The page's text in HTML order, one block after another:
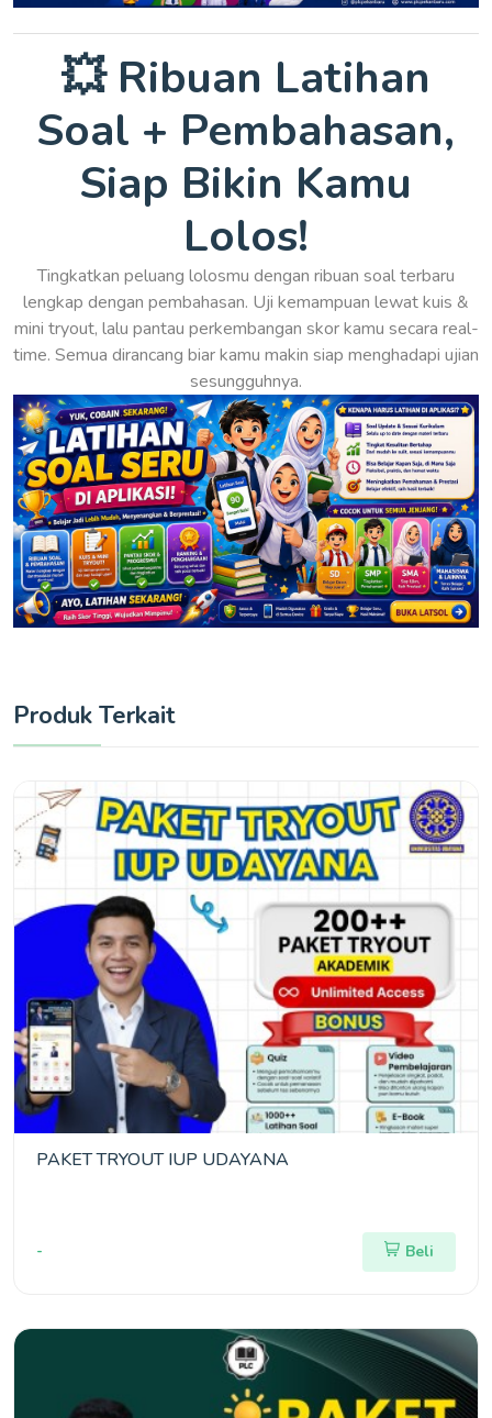
💥 Ribuan Latihan
Soal + Pembahasan,
Siap Bikin Kamu
Lolos!
Tingkatkan peluang lolosmu dengan ribuan soal terbaru
lengkap dengan pembahasan. Uji kemampuan lewat kuis &
mini tryout, lalu pantau perkembangan skor kamu secara real-
time. Semua dirancang biar kamu makin siap menghadapi ujian
sesungguhnya.
Produk Terkait
PAKET TRYOUT IUP UDAYANA
- Beli